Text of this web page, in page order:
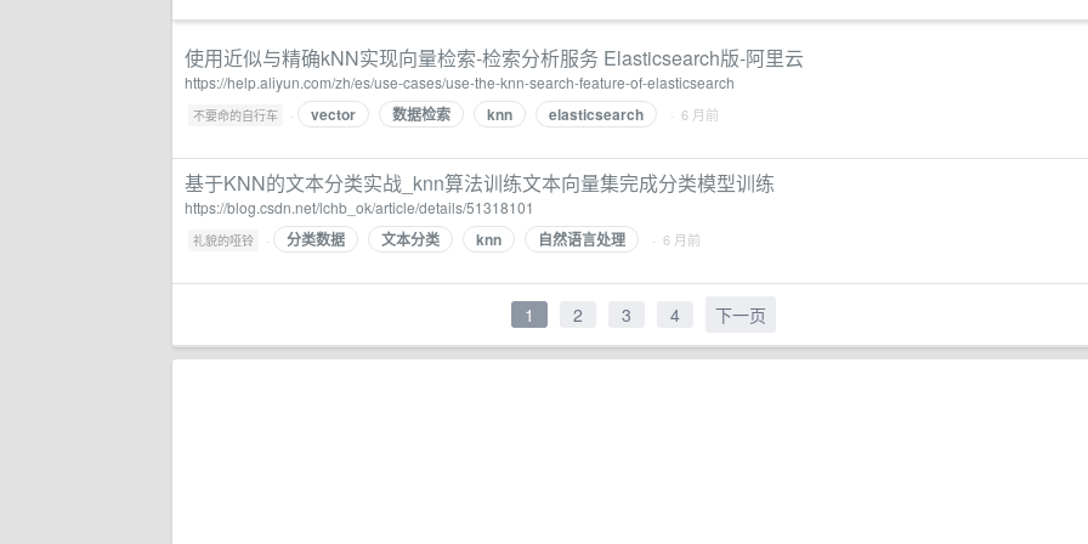
使用近似与精确kNN实现向量检索-检索分析服务 Elasticsearch版-阿里云
https://help.aliyun.com/zh/es/use-cases/use-the-knn-search-feature-of-elasticsearch
不要命的自行车 · vector 数据检索 knn elasticsearch · 6 月前
基于KNN的文本分类实战_knn算法训练文本向量集完成分类模型训练
https://blog.csdn.net/lchb_ok/article/details/51318101
礼貌的哑铃 · 分类数据 文本分类 knn 自然语言处理 · 6 月前
1 2 3 4 下一页